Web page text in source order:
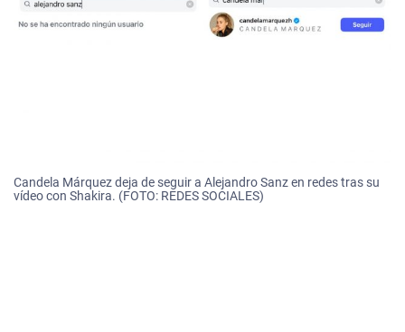
Candela Márquez deja de seguir a Alejandro Sanz en redes tras su
vídeo con Shakira. (FOTO: REDES SOCIALES)